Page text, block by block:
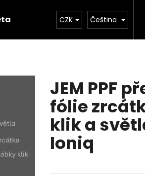
nabídka Školení
CZK Čeština
JEM PPF
fólie
klik a
Ioniq